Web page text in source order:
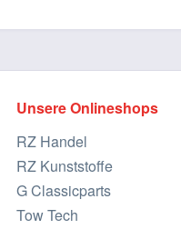
Unsere Onlineshops
RZ Handel
RZ Kunststoffe
G Classicparts
Tow Tech